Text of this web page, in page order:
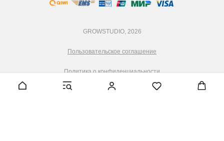
GROWSTUDIO, 2026
Пользовательское соглашение
Политика о конфиденциальности